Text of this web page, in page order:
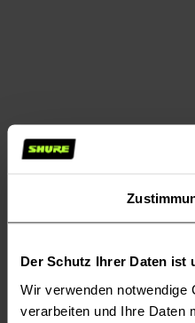
Der Schutz Ihrer Daten ist
Wir verwenden
verarbeiten und Ihre Daten